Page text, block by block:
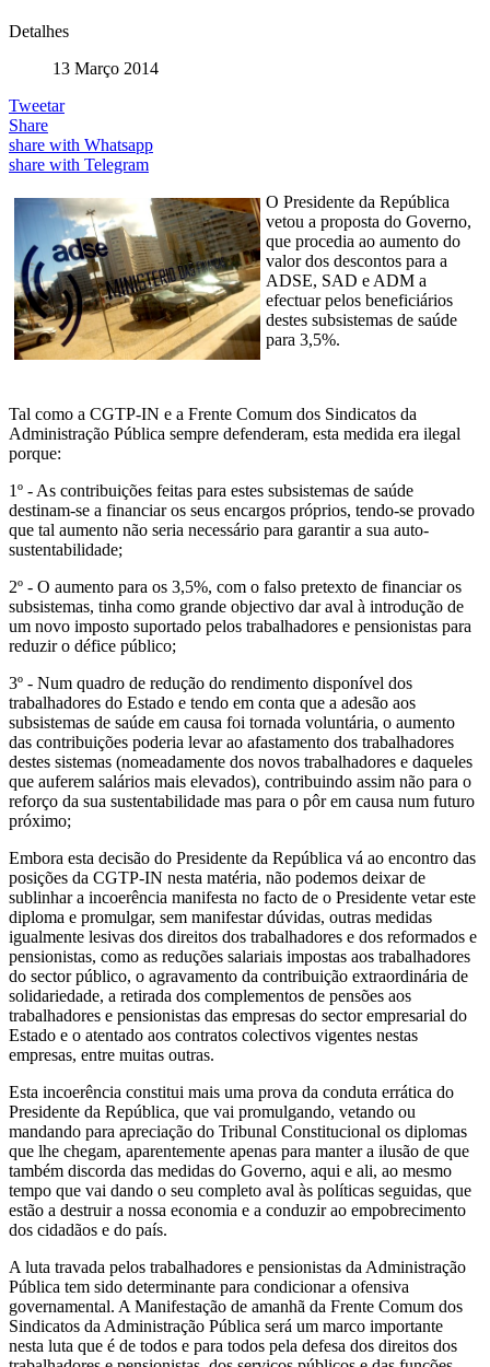
Detalhes
13 Março 2014
Tweetar
Share
share with Whatsapp
share with Telegram
O Presidente da República
vetou a proposta do Governo,
que procedia ao aumento do
valor dos descontos para a
ADSE, SAD e ADM a
efectuar pelos beneficiários
destes subsistemas de saúde
para 3,5%.
Tal como a CGTP-IN e a Frente Comum dos Sindicatos da
Administração Pública sempre defenderam, esta medida era ilegal
porque:
1º - As contribuições feitas para estes subsistemas de saúde
destinam-se a financiar os seus encargos próprios, tendo-se provado
que tal aumento não seria necessário para garantir a sua auto-
sustentabilidade;
2º - O aumento para os 3,5%, com o falso pretexto de financiar os
subsistemas, tinha como grande objectivo dar aval à introdução de
um novo imposto suportado pelos trabalhadores e pensionistas para
reduzir o défice público;
3º - Num quadro de redução do rendimento disponível dos
trabalhadores do Estado e tendo em conta que a adesão aos
subsistemas de saúde em causa foi tornada voluntária, o aumento
das contribuições poderia levar ao afastamento dos trabalhadores
destes sistemas (nomeadamente dos novos trabalhadores e daqueles
que auferem salários mais elevados), contribuindo assim não para o
reforço da sua sustentabilidade mas para o pôr em causa num futuro
próximo;
Embora esta decisão do Presidente da República vá ao encontro das
posições da CGTP-IN nesta matéria, não podemos deixar de
sublinhar a incoerência manifesta no facto de o Presidente vetar este
diploma e promulgar, sem manifestar dúvidas, outras medidas
igualmente lesivas dos direitos dos trabalhadores e dos reformados e
pensionistas, como as reduções salariais impostas aos trabalhadores
do sector público, o agravamento da contribuição extraordinária de
solidariedade, a retirada dos complementos de pensões aos
trabalhadores e pensionistas das empresas do sector empresarial do
Estado e o atentado aos contratos colectivos vigentes nestas
empresas, entre muitas outras.
Esta incoerência constitui mais uma prova da conduta errática do
Presidente da República, que vai promulgando, vetando ou
mandando para apreciação do Tribunal Constitucional os diplomas
que lhe chegam, aparentemente apenas para manter a ilusão de que
também discorda das medidas do Governo, aqui e ali, ao mesmo
tempo que vai dando o seu completo aval às políticas seguidas, que
estão a destruir a nossa economia e a conduzir ao empobrecimento
dos cidadãos e do país.
A luta travada pelos trabalhadores e pensionistas da Administração
Pública tem sido determinante para condicionar a ofensiva
governamental. A Manifestação de amanhã da Frente Comum dos
Sindicatos da Administração Pública será um marco importante
nesta luta que é de todos e para todos pela defesa dos direitos dos